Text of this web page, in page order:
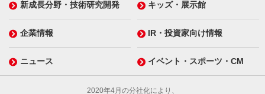
新成長分野・技術研究開発 キッズ・展示館
企業情報 IR・投資家向け情報
ニュース イベント・スポーツ・CM
2020年4月の分社化により、